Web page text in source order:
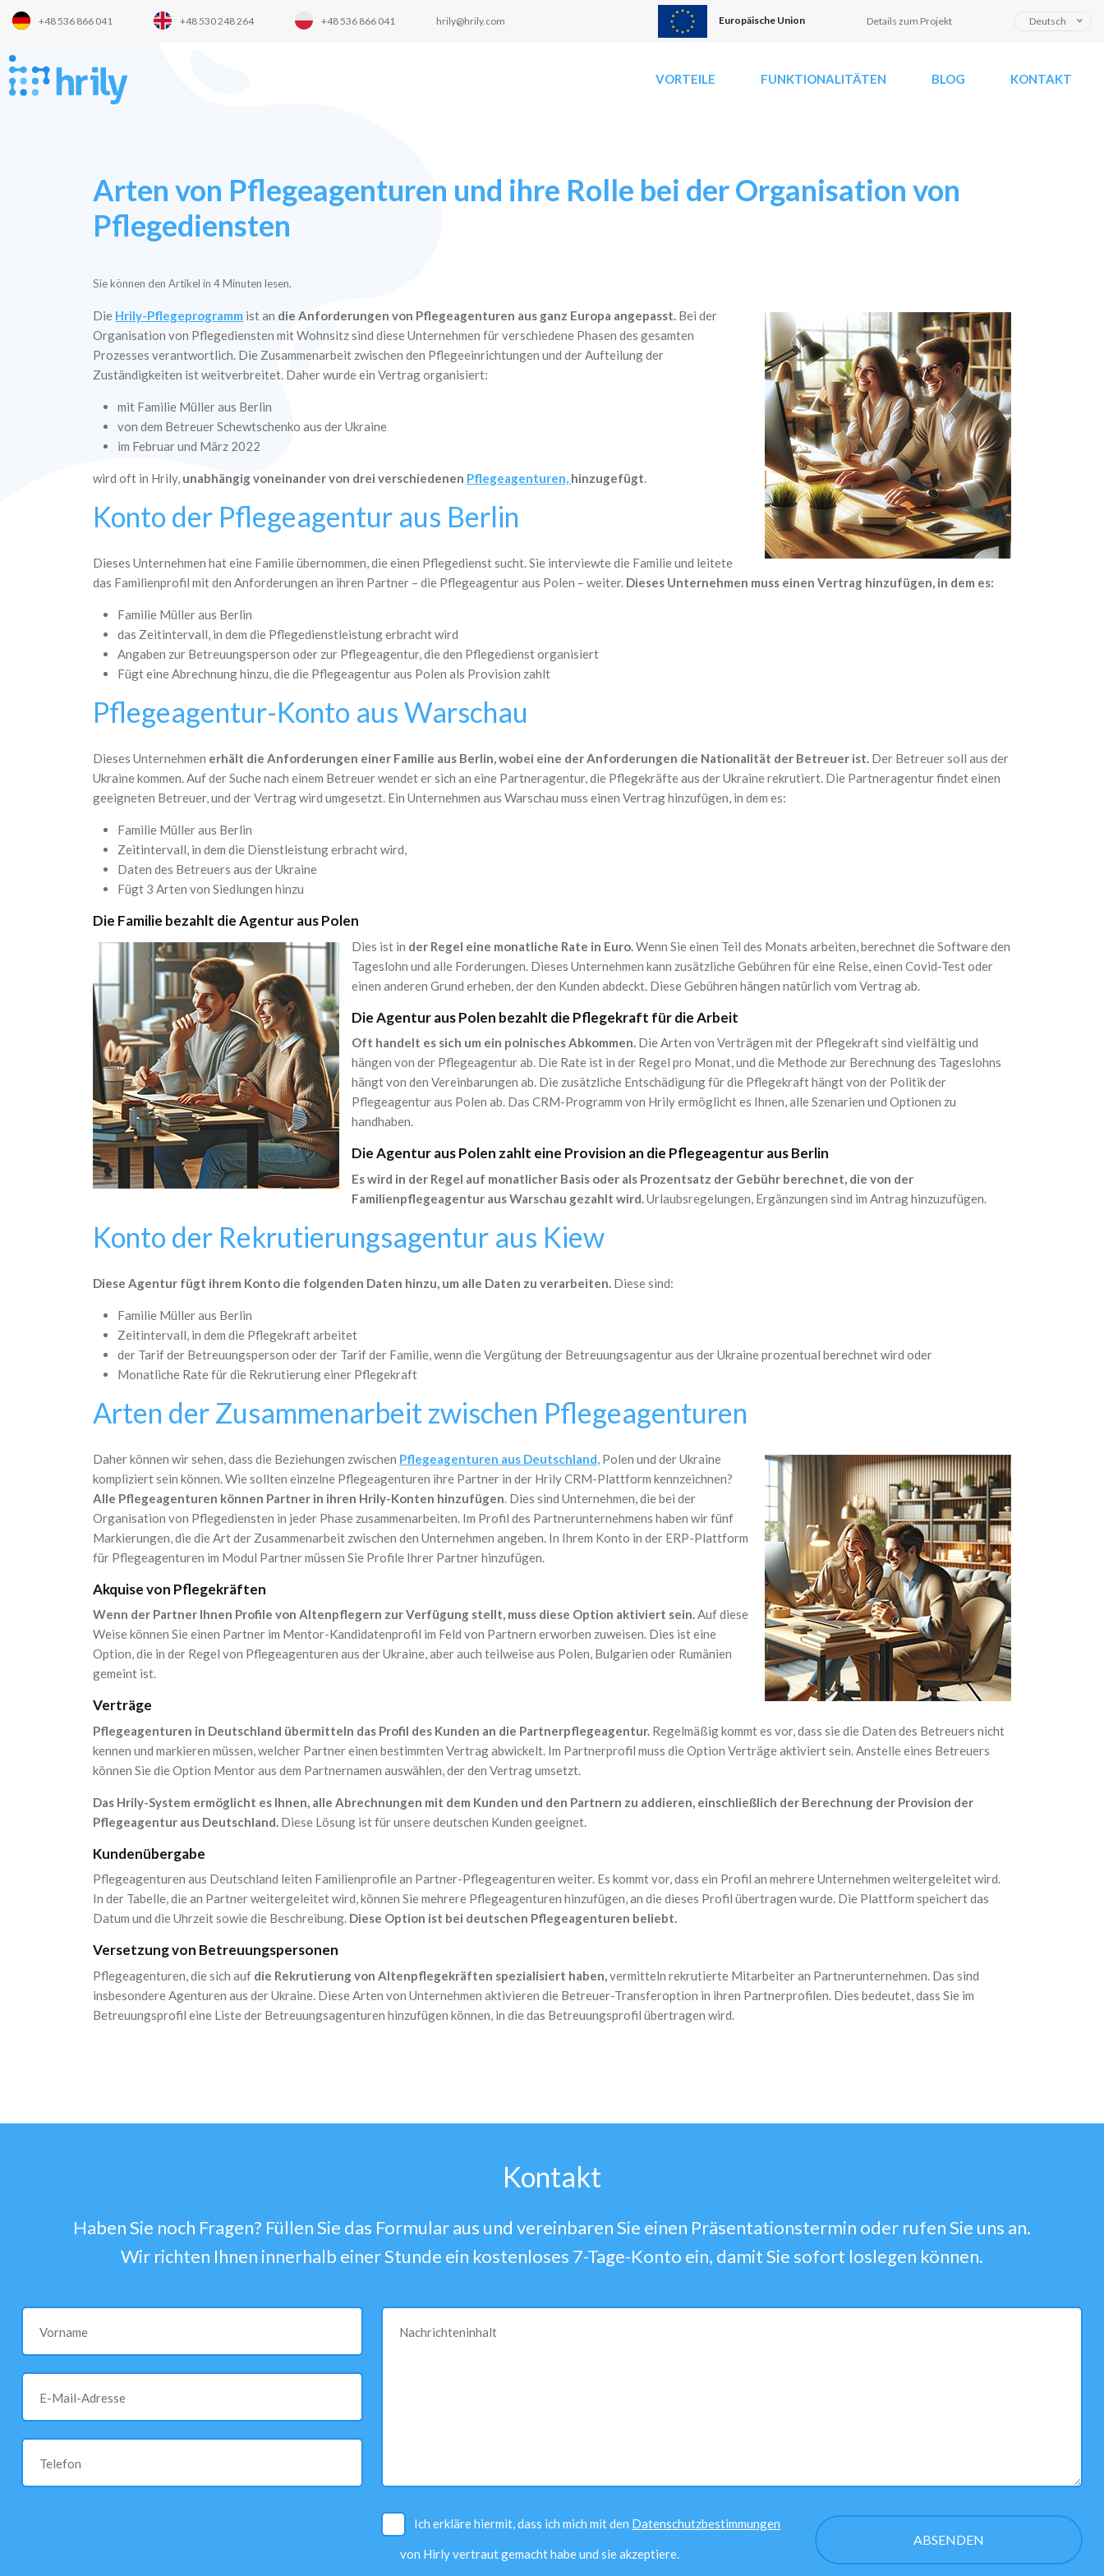
+48 536 866 041 +48 530 248 264 +48 536 866 041 hrily@hrily.com Europäische Union Details zum Projekt
a
Deutsch
VORTEILE FUNKTIONALITÄTEN BLOG KONTAKT
Arten von Pflegeagenturen und ihre Rolle bei der Organisation von
Pflegediensten
Sie können den Artikel in4 Minuten lesen.
Die Hrily-Pflegeprogramm ist an die Anforderungen von Pflegeagenturen aus ganz Europa angepasst. Bei der
Organisation von Pflegediensten mit Wohnsitz sind diese Unternehmen für verschiedene Phasen des gesamten
Prozesses verantwortlich. Die Zusammenarbeit zwischen den Pflegeeinrichtungen und der Aufteilung der
Zuständigkeiten ist weitverbreitet. Daher wurde ein Vertrag organisiert:
mit Familie Müller aus Berlin
von dem Betreuer Schewtschenko aus der Ukraine
im Februar und März 2022
wird oft in Hrily, unabhängig voneinander von drei verschiedenen Pflegeagenturen, hinzugefügt.
Konto der Pflegeagentur aus Berlin
Dieses Unternehmen hat eine Familie übernommen, die einen Pflegedienst sucht. Sie interviewte die Familie und leitete
das Familienprofil mit den Anforderungen an ihren Partner – die Pflegeagentur aus Polen – weiter. Dieses Unternehmen muss einen Vertrag hinzufügen, in dem es:
Familie Müller aus Berlin
das Zeitintervall, in dem die Pflegedienstleistung erbracht wird
Angaben zur Betreuungsperson oder zur Pflegeagentur, die den Pflegedienst organisiert
Fügt eine Abrechnung hinzu, die die Pflegeagentur aus Polen als Provision zahlt
Pflegeagentur-Konto aus Warschau
Dieses Unternehmen erhält die Anforderungen einer Familie aus Berlin, wobei eine der Anforderungen die Nationalität der Betreuer ist. Der Betreuer soll aus der
Ukraine kommen. Auf der Suche nach einem Betreuer wendet er sich an eine Partneragentur, die Pflegekräfte aus der Ukraine rekrutiert. Die Partneragentur findet einen
geeigneten Betreuer, und der Vertrag wird umgesetzt. Ein Unternehmen aus Warschau muss einen Vertrag hinzufügen, in dem es:
Familie Müller aus Berlin
Zeitintervall, in dem die Dienstleistung erbracht wird,
Daten des Betreuers aus der Ukraine
Fügt 3 Arten von Siedlungen hinzu
Die Familie bezahlt die Agentur aus Polen
Dies ist in der Regel eine monatliche Rate in Euro.Wenn Sie einen Teil des Monats arbeiten, berechnet die Software den
Tageslohn und alle Forderungen. Dieses Unternehmen kann zusätzliche Gebühren für eine Reise, einen Covid-Test oder
einen anderen Grund erheben, der den Kunden abdeckt. Diese Gebühren hängen natürlich vom Vertrag ab.
Die Agentur aus Polen bezahlt die Pflegekraft für die Arbeit
Oft handelt es sich um ein polnisches Abkommen. Die Arten von Verträgen mit der Pflegekraft sind vielfältig und
hängen von der Pflegeagentur ab. Die Rate ist in der Regel pro Monat, und die Methode zur Berechnung des Tageslohns
hängt von den Vereinbarungen ab. Die zusätzliche Entschädigung für die Pflegekraft hängt von der Politik der
Pflegeagentur aus Polen ab. Das CRM-Programm von Hrily ermöglicht es Ihnen, alle Szenarien und Optionen zu
handhaben.
Die Agentur aus Polen zahlt eine Provision an die Pflegeagentur aus Berlin
Es wird in der Regel auf monatlicher Basis oder als Prozentsatz der Gebühr berechnet, die von der
Familienpflegeagentur aus Warschau gezahlt wird.Urlaubsregelungen, Ergänzungen sind im Antrag hinzuzufügen.
Konto der Rekrutierungsagentur aus Kiew
Diese Agentur fügt ihrem Konto die folgenden Daten hinzu, um alle Daten zu verarbeiten. Diese sind:
Familie Müller aus Berlin
Zeitintervall, in dem die Pflegekraft arbeitet
der Tarif der Betreuungsperson oder der Tarif der Familie, wenn die Vergütung der Betreuungsagentur aus der Ukraine prozentual berechnet wird oder
Monatliche Rate für die Rekrutierung einer Pflegekraft
Arten der Zusammenarbeit zwischen Pflegeagenturen
Daher können wir sehen, dass die Beziehungen zwischen Pflegeagenturen aus Deutschland, Polen und der Ukraine
kompliziert sein können. Wie sollten einzelne Pflegeagenturen ihre Partner in der Hrily CRM-Plattform kennzeichnen?
Alle Pflegeagenturen können Partner in ihren Hrily-Konten hinzufügen . Dies sind Unternehmen, die bei der
Organisation von Pflegediensten in jeder Phase zusammenarbeiten. Im Profil des Partnerunternehmens haben wir fünf
Markierungen, die die Art der Zusammenarbeit zwischen den Unternehmen angeben. In Ihrem Konto in der ERP-Plattform
für Pflegeagenturen im Modul Partner müssen Sie Profile Ihrer Partner hinzufügen.
Akquise von Pflegekräften
Wenn der Partner Ihnen Profile von Altenpflegern zur Verfügung stellt, muss diese Option aktiviert sein.Auf diese
Weise können Sie einen Partner im Mentor-Kandidatenprofil im Feld von Partnern erworben zuweisen. Dies ist eine
Option, die in der Regel von Pflegeagenturen aus der Ukraine, aber auch teilweise aus Polen, Bulgarien oder Rumänien
gemeint ist.
Verträge
Pflegeagenturen in Deutschland übermitteln das Profil des Kunden an die Partnerpflegeagentur. Regelmäßig kommt es vor, dass sie die Daten des Betreuers nicht
kennen und markieren müssen, welcher Partner einen bestimmten Vertrag abwickelt. Im Partnerprofil muss die Option Verträge aktiviert sein. Anstelle eines Betreuers
können Sie die Option Mentor aus dem Partnernamen auswählen, der den Vertrag umsetzt.
Das Hrily-System ermöglicht es Ihnen, alle Abrechnungen mit dem Kunden und den Partnern zu addieren, einschließlich der Berechnung der Provision der
Pflegeagentur aus Deutschland. Diese Lösung ist für unsere deutschen Kunden geeignet.
Kundenübergabe
Pflegeagenturen aus Deutschland leiten Familienprofile an Partner-Pflegeagenturen weiter. Es kommt vor, dass ein Profil an mehrere Unternehmen weitergeleitet wird.
In der Tabelle, die an Partner weitergeleitet wird, können Sie mehrere Pflegeagenturen hinzufügen, an die dieses Profil übertragen wurde. Die Plattform speichert das
Datum und die Uhrzeit sowie die Beschreibung. Diese Option ist bei deutschen Pflegeagenturen beliebt.
Versetzung von Betreuungspersonen
Pflegeagenturen, die sich auf die Rekrutierung von Altenpflegekräften spezialisiert haben, vermitteln rekrutierte Mitarbeiter an Partnerunternehmen. Das sind
insbesondere Agenturen aus der Ukraine. Diese Arten von Unternehmen aktivieren die Betreuer-Transferoption in ihren Partnerprofilen. Dies bedeutet, dass Sie im
Betreuungsprofil eine Liste der Betreuungsagenturen hinzufügen können, in die das Betreuungsprofil übertragen wird.
Kontakt
Haben Sie noch Fragen? Füllen Sie das Formular aus und vereinbaren Sie einen Präsentationstermin oder rufen Sie uns an.
Wir richten Ihnen innerhalb einer Stunde ein kostenloses 7-Tage-Konto ein, damit Sie sofort loslegen können.
Vorname
E-Mail-Adresse
Telefon
Nachrichteninhalt
Ich erkläre hiermit, dass ich mich mit den Datenschutzbestimmungen
von Hirly vertraut gemacht habe und sie akzeptiere.